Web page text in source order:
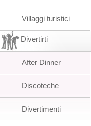
Villaggi turistici
Divertirti
After Dinner
Discoteche
Divertimenti